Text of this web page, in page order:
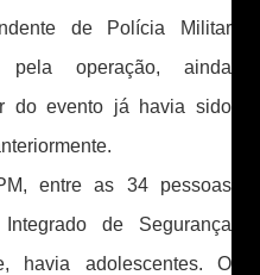
de Polícia Militar
pela operação, ainda
do evento já havia sido
entre as 34 pessoas
de Segurança
havia adolescentes. O